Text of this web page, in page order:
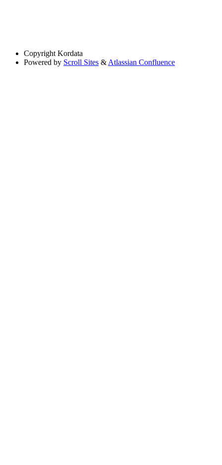
Copyright Kordata
Powered by Scroll Sites & Atlassian Confluence